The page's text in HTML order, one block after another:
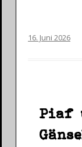
16. Juni 2026
Piaf